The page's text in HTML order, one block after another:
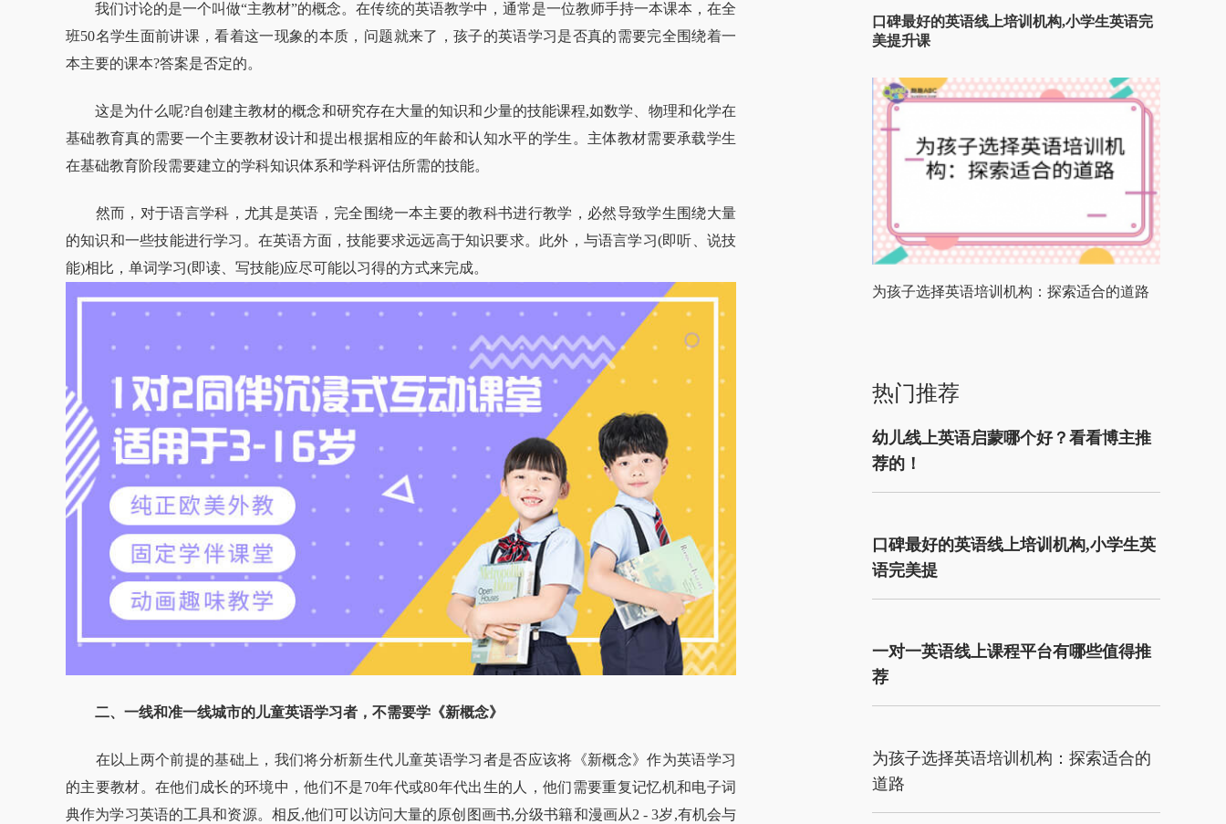
我们讨论的是一个叫做“主教材”的概念。在传统的英语教学中，通常是一位教师手持一本课本，在全
班50名学生面前讲课，看着这一现象的本质，问题就来了，孩子的英语学习是否真的需要完全围绕着一
本主要的课本?答案是否定的。
这是为什么呢?自创建主教材的概念和研究存在大量的知识和少量的技能课程,如数学、物理和化学在
基础教育真的需要一个主要教材设计和提出根据相应的年龄和认知水平的学生。主体教材需要承载学生
在基础教育阶段需要建立的学科知识体系和学科评估所需的技能。
然而，对于语言学科，尤其是英语，完全围绕一本主要的教科书进行教学，必然导致学生围绕大量
的知识和一些技能进行学习。在英语方面，技能要求远远高于知识要求。此外，与语言学习(即听、说技
能)相比，单词学习(即读、写技能)应尽可能以习得的方式来完成。
二、一线和准一线城市的儿童英语学习者，不需要学《新概念》
在以上两个前提的基础上，我们将分析新生代儿童英语学习者是否应该将《新概念》作为英语学习
的主要教材。在他们成长的环境中，他们不是70年代或80年代出生的人，他们需要重复记忆机和电子词
典作为学习英语的工具和资源。相反,他们可以访问大量的原创图画书,分级书籍和漫画从2 - 3岁,有机会与
口碑最好的英语线上培训机构,小学生英语完
美提升课
为孩子选择英语培训机构：探索适合的道路
热门推荐
幼儿线上英语启蒙哪个好？看看博主推
荐的！
口碑最好的英语线上培训机构,小学生英
语完美提
一对一英语线上课程平台有哪些值得推
荐
为孩子选择英语培训机构：探索适合的
道路